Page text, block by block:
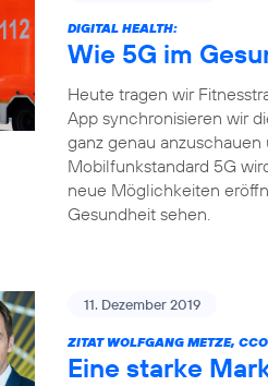
DIGITAL HEALTH:
Wie 5G im
Heute tragen wir
App synchronisieren wir
ganz genau
Mobilfunkstandard 5G
neue Möglichkeiten
Gesundheit sehen.
11. Dezember 2019
ZITAT WOLFGANG METZE,
Eine starke